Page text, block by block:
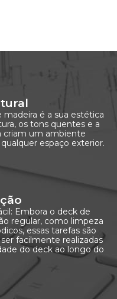
é a sua estética
os tons quentes e a
criam um ambiente
espaço exterior.
Embora o deck de
regular, como limpeza
essas tarefas são
facilmente realizadas
do deck ao longo do